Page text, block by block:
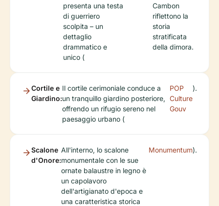
presenta una testa
di guerriero
scolpita – un
dettaglio
drammatico e
unico (
Cambon
riflettono la
storia
stratificata
della dimora.
Cortile e
Giardino:
Il cortile cerimoniale conduce a
un tranquillo giardino posteriore,
offrendo un rifugio sereno nel
paesaggio urbano (
POP
Culture
Gouv
).
Scalone
d'Onore:
All'interno, lo scalone
monumentale con le sue
ornate balaustre in legno è
un capolavoro
dell'artigianato d'epoca e
una caratteristica storica
Monumentum).